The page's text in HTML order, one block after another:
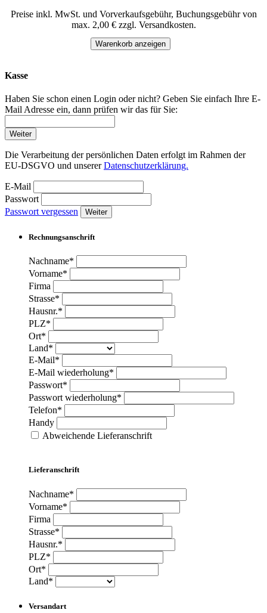
Preise inkl. MwSt. und Vorverkaufsgebühr, Buchungsgebühr von
max. 2,00 € zzgl. Versandkosten.
Warenkorb anzeigen
Kasse
Haben Sie schon einen Login oder nicht? Geben Sie einfach Ihre E-
Mail Adresse ein, dann prüfen wir das für Sie:
Weiter
Die Verarbeitung der persönlichen Daten erfolgt im Rahmen der
EU-DSGVO und unsererDatenschutzerklärung.
E-Mail
Passwort
Passwort vergessen
Weiter
Rechnungsanschrift
Nachname*
Vorname*
Firma
Strasse*
Hausnr.*
PLZ*
Ort*
Land*
E-Mail*
E-Mail wiederholung*
Passwort*
Passwort wiederholung*
Telefon*
Handy
Abweichende Lieferanschrift
Lieferanschrift
Nachname*
Vorname*
Firma
Strasse*
Hausnr.*
PLZ*
Ort*
Land*
Versandart